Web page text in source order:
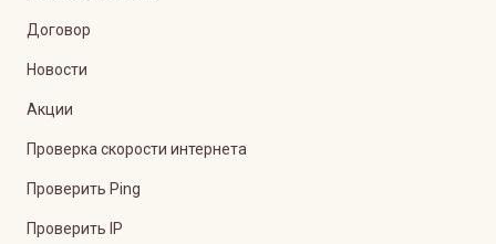
Договор
Новости
Акции
Проверка скорости интернета
Проверить Ping
Проверить IP